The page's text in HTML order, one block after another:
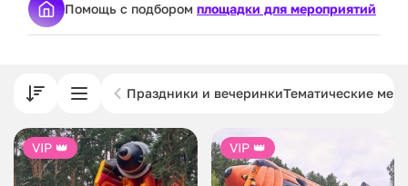
Помощь с подбором площадки для мероприятий
Праздники и вечеринкиТематические
VIP 👑 VIP 👑